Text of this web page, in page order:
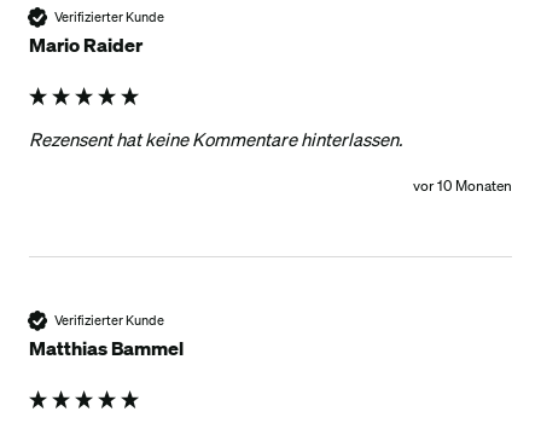
Verifizierter Kunde
Mario Raider
Rezensent hat keine Kommentare hinterlassen.
vor 10 Monaten
Verifizierter Kunde
Matthias Bammel